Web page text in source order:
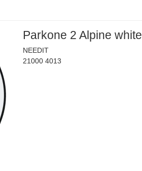
Parkone 2 Alpine white
NEEDIT
21000 4013